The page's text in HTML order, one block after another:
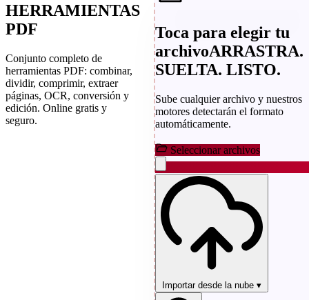
HERRAMIENTAS
PDF
Conjunto completo de
herramientas PDF: combinar,
dividir, comprimir, extraer
páginas, OCR, conversión y
edición. Online gratis y
seguro.
Toca para elegir tu
archivoARRASTRA.
SUELTA. LISTO.
Sube cualquier archivo y nuestros
motores detectarán el formato
automáticamente.
Seleccionar archivos
Importar desde la nube ▾